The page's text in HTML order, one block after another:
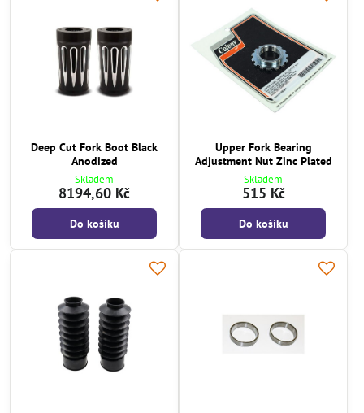
Deep Cut Fork Boot Black
Anodized
Skladem
8194,60 Kč
Do košíku
Upper Fork Bearing
Adjustment Nut Zinc Plated
Skladem
515 Kč
Do košíku